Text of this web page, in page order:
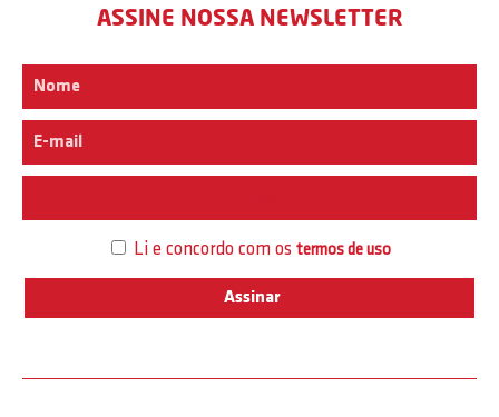
ASSINE NOSSA NEWSLETTER
Li e concordo com os termos de uso